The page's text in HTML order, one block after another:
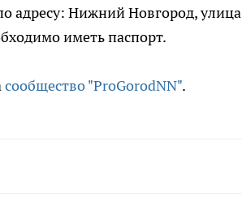
адресу: Нижний Новгород, улица
иметь паспорт.
сообщество "ProGorodNN".